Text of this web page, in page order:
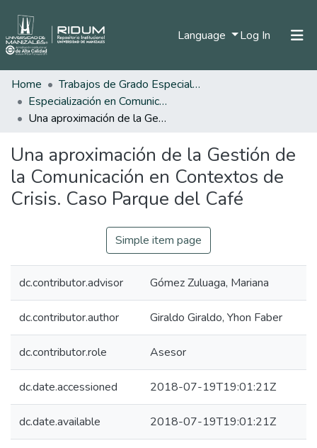
Language Log In (current)
Statistics
Home
Trabajos de Grado Especializaciones
Especialización en Comunicación Organizacional
Una aproximación de la Gestión de la Comunicación en Contextos de Crisis. Caso Parque del Café
Una aproximación de la Gestión de
la Comunicación en Contextos de
Crisis. Caso Parque del Café
Simple item page
dc.contributor.advisor Gómez Zuluaga, Mariana
dc.contributor.author Giraldo Giraldo, Yhon Faber
dc.contributor.role Asesor
dc.date.accessioned 2018-07-19T19:01:21Z
dc.date.available 2018-07-19T19:01:21Z